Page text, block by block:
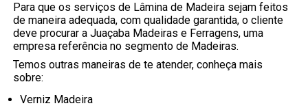
Para que os serviços de Lâmina de Madeira sejam feitos
de maneira adequada, com qualidade garantida, o cliente
deve procurar a Juaçaba Madeiras e Ferragens, uma
empresa referência no segmento de Madeiras.
Temos outras maneiras de te atender, conheça mais
sobre:
Verniz Madeira